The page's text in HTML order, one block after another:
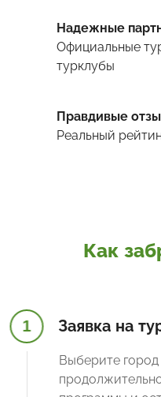
Надежные
Официальные
турклубы
Правдивые
Реальный
Как
1 Заявка на
Выберите